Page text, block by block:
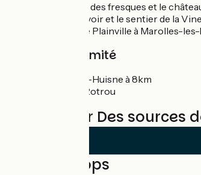
L'église avec des fresques et le
L'église, le lavoir et le sentier de la
Le maquis de Plainville à Marolles-
Gares à proximité
Sablons-sur-Huisne à 8km
Nogent-le-Rotrou
Reviews for Des
Nearby loops